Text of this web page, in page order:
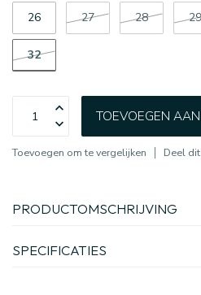
26 27 28 29
32
TOEVOEGEN
Toevoegen om te vergelijken Deel
PRODUCTOMSCHRIJVING
SPECIFICATIES